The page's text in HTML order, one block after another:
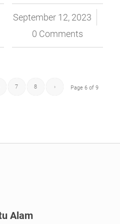
September 12, 2023
/
0 Comments
Page 6 of 9
7 8 ›
Alam